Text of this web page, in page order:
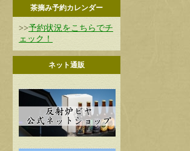
茶摘み予約カレンダー
>>予約状況をこちらでチ
ェック！
ネット通販